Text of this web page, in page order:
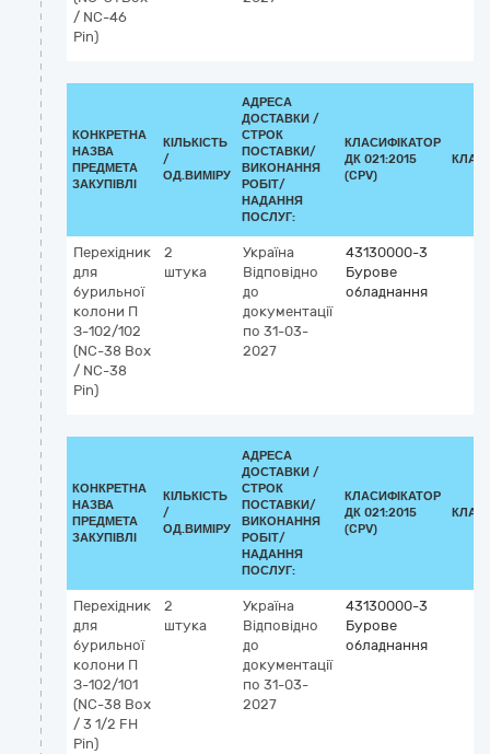
/ NC-46
Pin)
КОНКРЕТНА
НАЗВА
ПРЕДМЕТА
ЗАКУПІВЛІ
КІЛЬКІСТЬ
/
ОД.ВИМІРУ
АДРЕСА
ДОСТАВКИ /
СТРОК
ПОСТАВКИ/
ВИКОНАННЯ
РОБІТ/
НАДАННЯ
ПОСЛУГ:
КЛАСИФІКАТОР
ДК 021:2015
(CPV)
Перехідник
для
бурильної
колони П
З-102/102
(NC-38 Box
/ NC-38
Pin)
2
штука
Україна
Відповідно
до
документації
по 31-03-
2027
43130000-3
Бурове
обладнання
КОНКРЕТНА
НАЗВА
ПРЕДМЕТА
ЗАКУПІВЛІ
КІЛЬКІСТЬ
/
ОД.ВИМІРУ
АДРЕСА
ДОСТАВКИ /
СТРОК
ПОСТАВКИ/
ВИКОНАННЯ
РОБІТ/
НАДАННЯ
ПОСЛУГ:
КЛАСИФІКАТОР
ДК 021:2015
(CPV)
Перехідник
для
бурильної
колони П
З-102/101
(NC-38 Box
/ 3 1/2 FH
Pin)
2
штука
Україна
Відповідно
до
документації
по 31-03-
2027
43130000-3
Бурове
обладнання